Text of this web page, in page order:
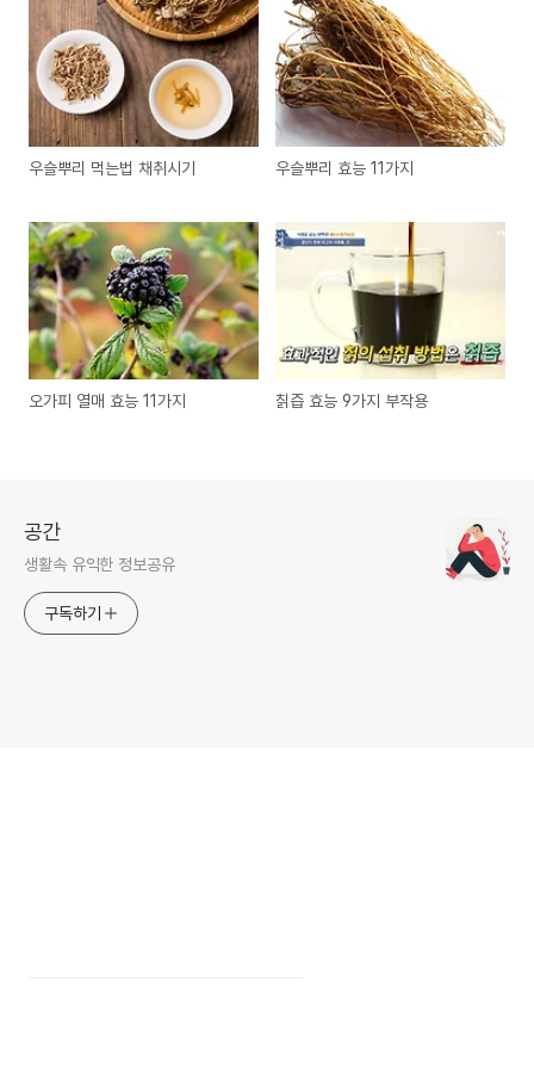
우슬뿌리 먹는법 채취시기 우슬뿌리 효능 11가지
오가피 열매 효능 11가지 칡즙 효능 9가지 부작용
공간
생활속 유익한 정보공유
구독하기